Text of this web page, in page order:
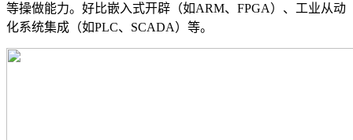
等操做能力。好比嵌入式开辟（如ARM、FPGA）、工业从动
化系统集成（如PLC、SCADA）等。